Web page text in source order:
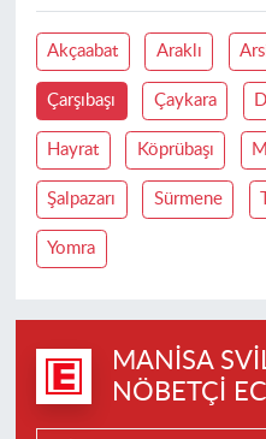
Akçaabat Araklı
Çarşıbaşı Çaykara
Hayrat Köprübaşı
Şalpazarı Sürmene
Yomra
MANISA
NÖBETÇI